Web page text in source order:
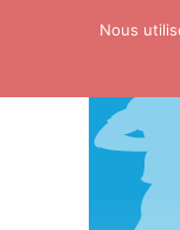
Skip to content
Nous